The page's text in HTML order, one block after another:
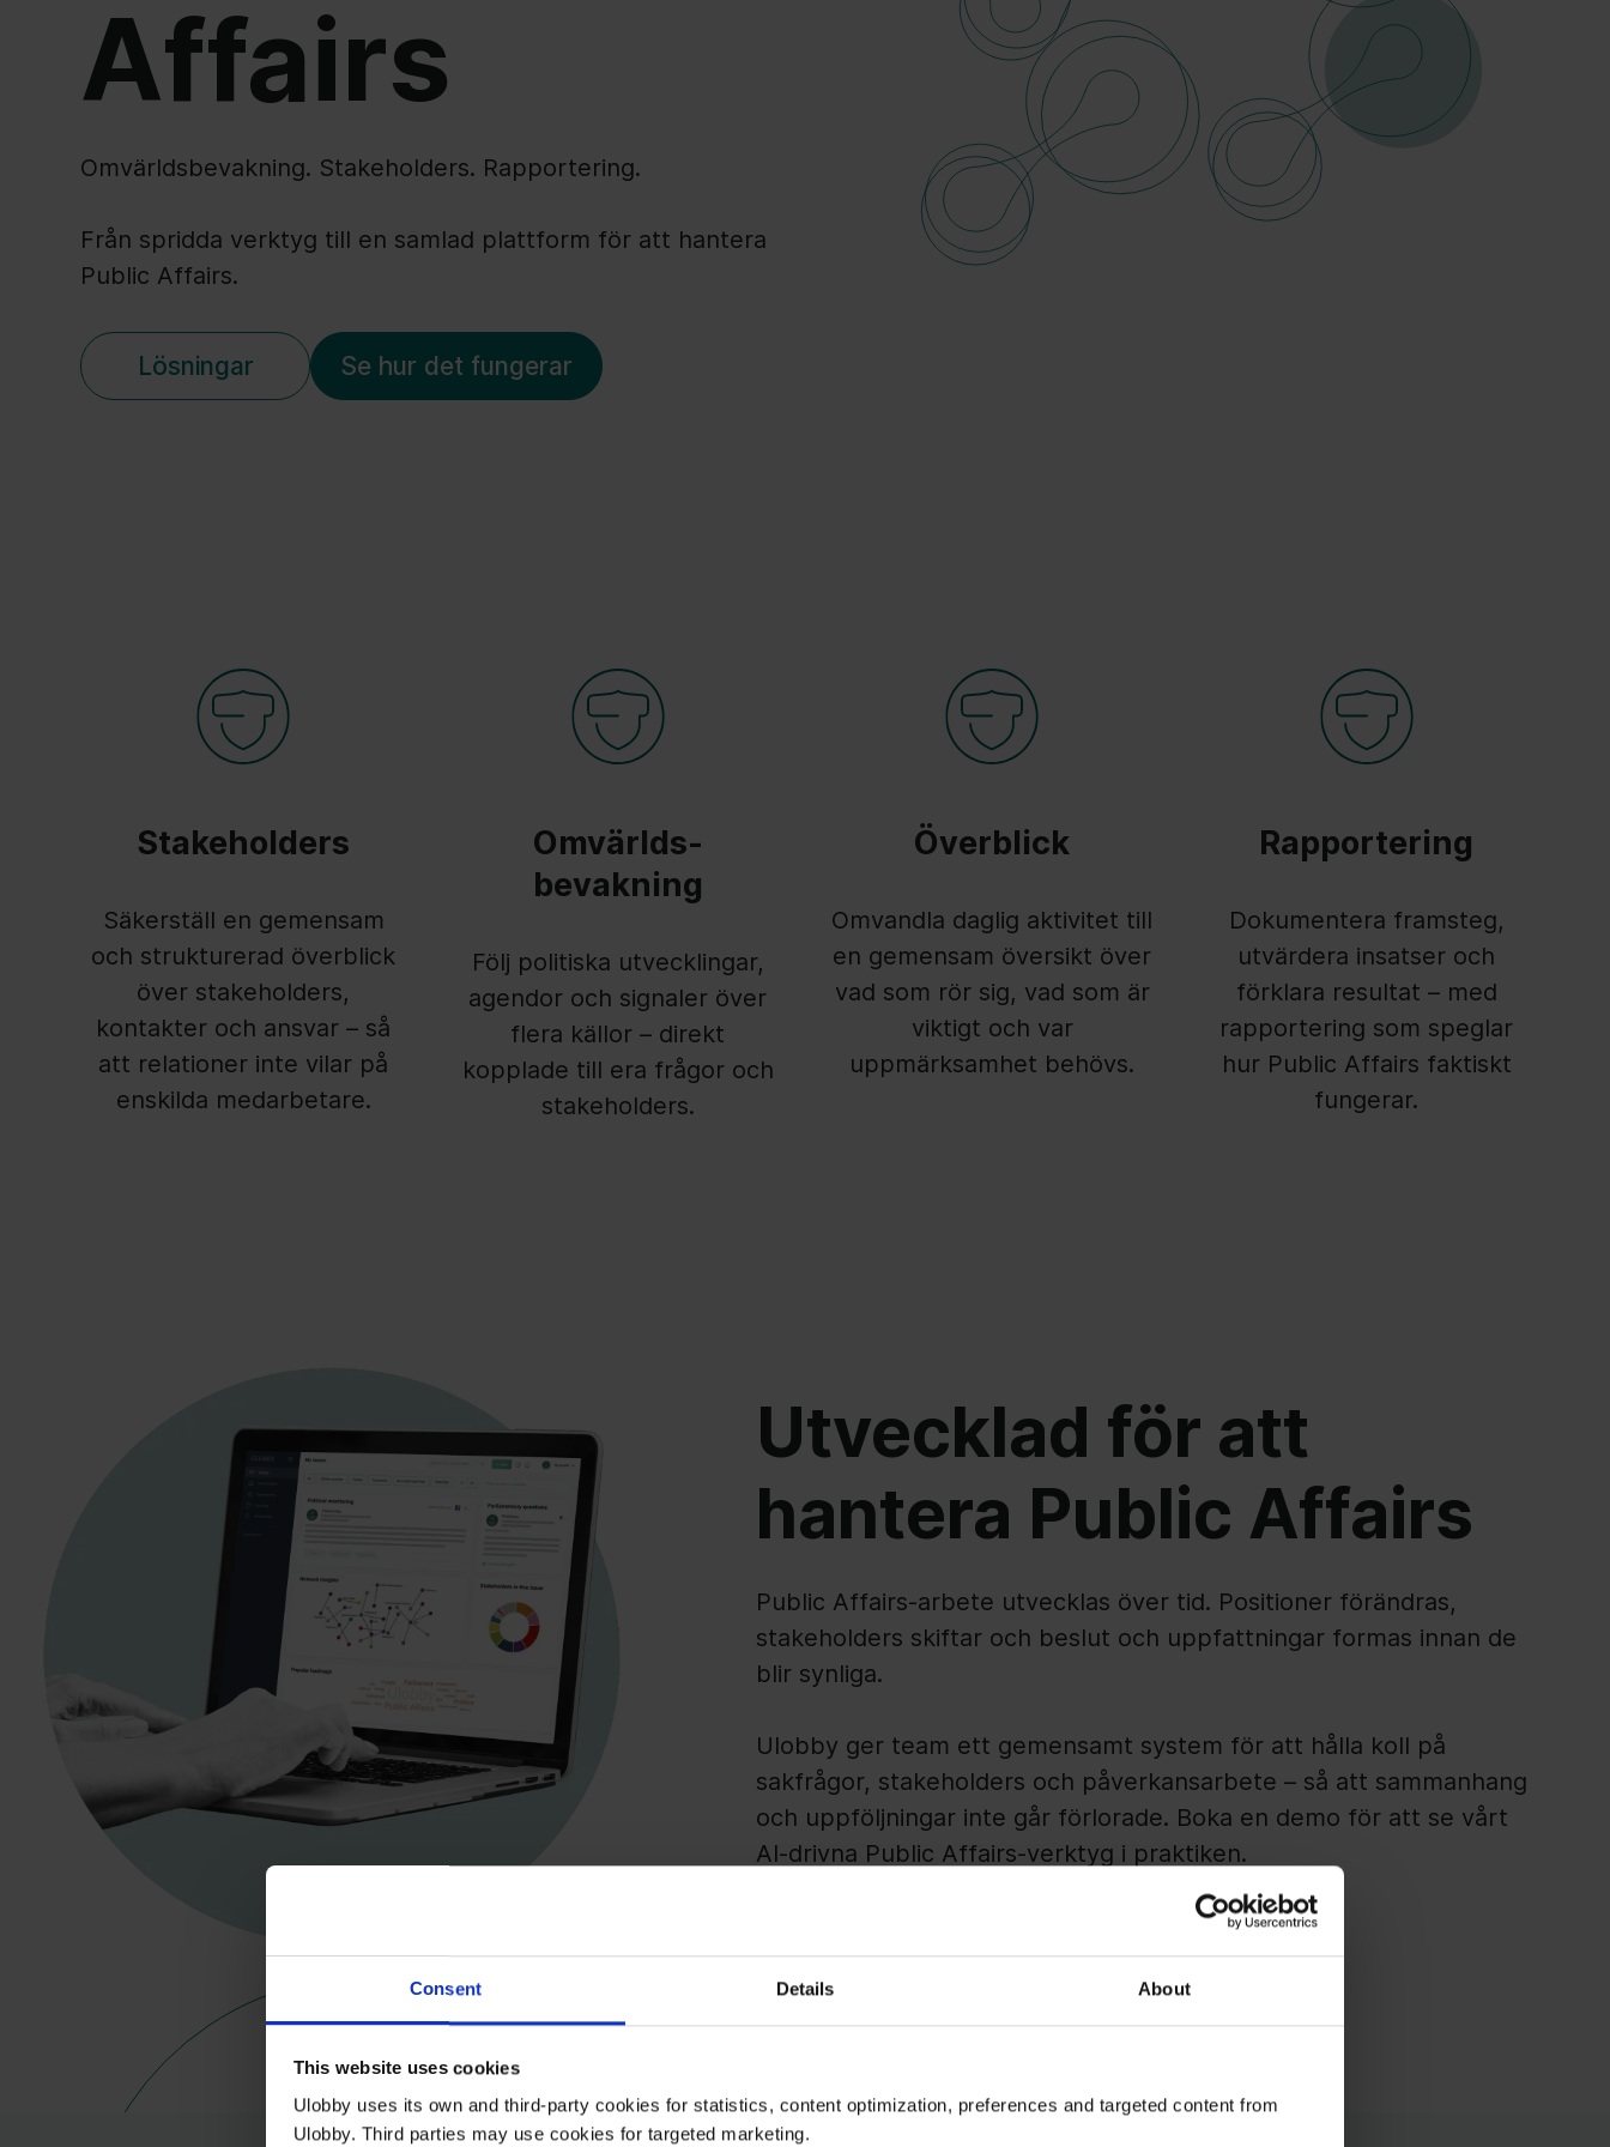
Consent Details About
This website uses cookies
Ulobby uses its own and third-party cookies for statistics, content optimization, preferences and targeted content from
Ulobby. Third parties may use cookies for targeted marketing.
Affairs
Omvärldsbevakning. Stakeholders. Rapportering.
Från spridda verktyg till en samlad plattform för att hantera
Public Affairs.
Lösningar Se hur det fungerar
Stakeholders
Säkerställ en gemensam
och strukturerad överblick
över stakeholders,
kontakter och ansvar – så
att relationer inte vilar på
enskilda medarbetare.
Omvärlds-
bevakning
Följ politiska utvecklingar,
agendor och signaler över
flera källor – direkt
kopplade till era frågor och
stakeholders.
Överblick
Omvandla daglig aktivitet till
en gemensam översikt över
vad som rör sig, vad som är
viktigt och var
uppmärksamhet behövs.
Rapportering
Dokumentera framsteg,
utvärdera insatser och
förklara resultat – med
rapportering som speglar
hur Public Affairs faktiskt
fungerar.
Utvecklad för att
hantera Public Affairs
Public Affairs-arbete utvecklas över tid. Positioner förändras,
stakeholders skiftar och beslut och uppfattningar formas innan de
blir synliga.
Ulobby ger team ett gemensamt system för att hålla koll på
sakfrågor, stakeholders och påverkansarbete – så att sammanhang
och uppföljningar inte går förlorade. Boka en demo för att se vårt
AI-drivna Public Affairs-verktyg i praktiken.